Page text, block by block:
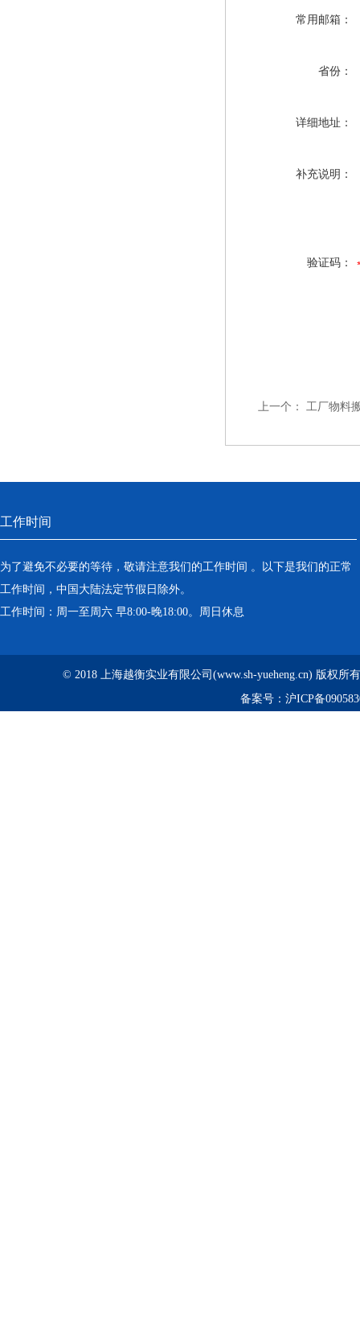
常用邮箱：
省份：
详细地址：
补充说明：
验证码：
上一个： 工厂物料
工作时间
为了避免不必要的等待，敬请注意我们的工作时间 。以下是我们的正常
工作时间，中国大陆法定节假日除外。
工作时间：周一至周六 早8:00-晚18:00。周日休息
© 2018 上海越衡实业有限公司(www.sh-yueheng.cn) 版权所
备案号： 沪ICP备